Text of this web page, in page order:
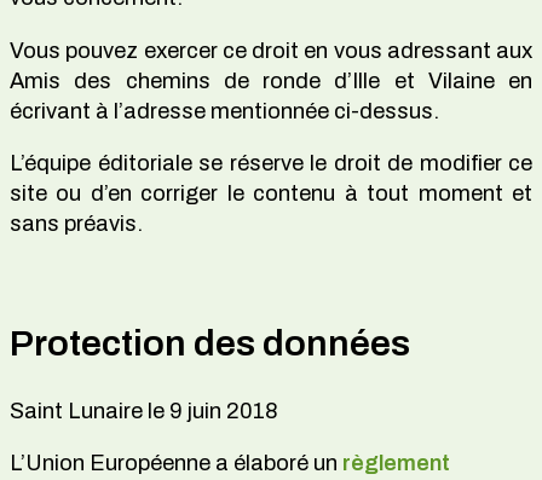
Vous pouvez exercer ce droit en vous adressant aux
Amis des chemins de ronde d’Ille et Vilaine en
écrivant à l’adresse mentionnée ci-dessus.
L’équipe éditoriale se réserve le droit de modifier ce
site ou d’en corriger le contenu à tout moment et
sans préavis.
Protection des données
Saint Lunaire le 9 juin 2018
L’Union Européenne a élaboré un règlement